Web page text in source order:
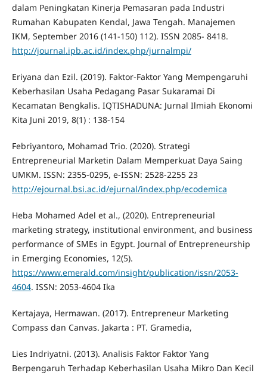
dalam Peningkatan Kinerja Pemasaran pada Industri
Rumahan Kabupaten Kendal, Jawa Tengah. Manajemen
IKM, September 2016 (141-150) 112). ISSN 2085- 8418.
http://journal.ipb.ac.id/index.php/jurnalmpi/
Eriyana dan Ezil. (2019). Faktor-Faktor Yang Mempengaruhi
Keberhasilan Usaha Pedagang Pasar Sukaramai Di
Kecamatan Bengkalis. IQTISHADUNA: Jurnal Ilmiah Ekonomi
Kita Juni 2019, 8(1) : 138-154
Febriyantoro, Mohamad Trio. (2020). Strategi
Entrepreneurial Marketin Dalam Memperkuat Daya Saing
UMKM. ISSN: 2355-0295, e-ISSN: 2528-2255 23
http://ejournal.bsi.ac.id/ejurnal/index.php/ecodemica
Heba Mohamed Adel et al., (2020). Entrepreneurial
marketing strategy, institutional environment, and business
performance of SMEs in Egypt. Journal of Entrepreneurship
in Emerging Economies, 12(5).
https://www.emerald.com/insight/publication/issn/2053-
4604. ISSN: 2053-4604 Ika
Kertajaya, Hermawan. (2017). Entrepreneur Marketing
Compass dan Canvas. Jakarta : PT. Gramedia,
Lies Indriyatni. (2013). Analisis Faktor Faktor Yang
Berpengaruh Terhadap Keberhasilan Usaha Mikro Dan Kecil